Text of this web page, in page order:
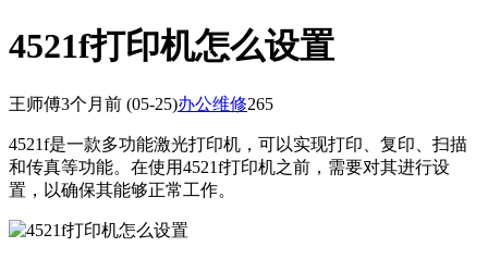
4521f打印机怎么设置
王师傅3个月前 (05-25)办公维修265
4521f是一款多功能激光打印机，可以实现打印、复印、扫描
和传真等功能。在使用4521f打印机之前，需要对其进行设
置，以确保其能够正常工作。